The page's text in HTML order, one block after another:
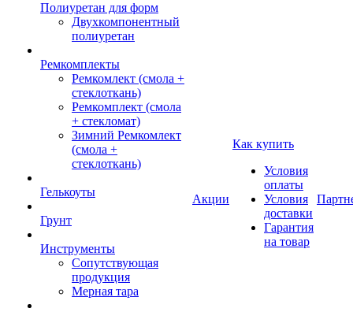
Полиуретан для форм
Двухкомпонентный
полиуретан
Ремкомплекты
Ремкомлект (смола +
стеклоткань)
Ремкомплект (смола
+ стекломат)
Зимний Ремкомлект
(смола +
стеклоткань)
Гелькоуты
Грунт
Инструменты
Сопутствующая
продукция
Мерная тара
Акции
Как купить
Условия
оплаты
Условия
доставки
Гарантия
на товар